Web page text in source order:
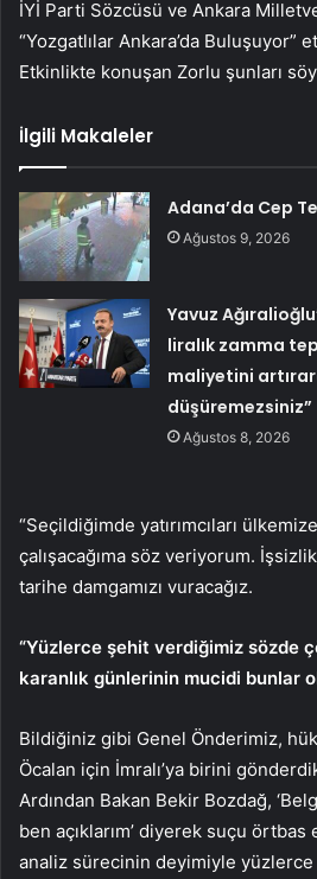
İYİ Parti Sözcüsü ve Ankara
“Yozgatlılar Ankara’da Buluşuyor”
Etkinlikte konuşan Zorlu şunları
İlgili Makaleler
Adana’da Cep
Ağustos 9, 2026
Yavuz
liralık zamma
maliyetini
düşüremezsiniz”
Ağustos 8, 2026
“Seçildiğimde yatırımcıları
çalışacağıma söz veriyorum.
tarihe damgamızı vuracağız.
“Yüzlerce şehit verdiğimiz sözde
karanlık günlerinin mucidi bunlar
Bildiğiniz gibi Genel Önderimiz,
Öcalan için İmralı’ya birini
Ardından Bakan Bekir Bozdağ,
ben açıklarım’ diyerek suçu örtbas
analiz sürecinin deyimiyle